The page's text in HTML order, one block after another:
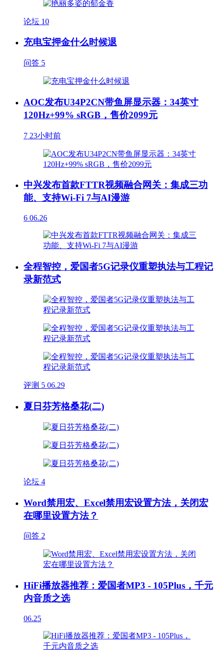
论坛 10
充电宝押金什么时候退
问答 5
AOC发布U34P2CN带鱼屏显示器：34英寸
120Hz+99% sRGB，售价2099元
7 23小时前
中兴发布首款FTTR视频融合网关：集成三功
能、支持Wi-Fi 7与AI漫游
6 06.26
全程智控，爱国者5G记录仪重塑执法与工程记
录新范式
评测 5 06.29
夏日芬芳格桑花(二)
论坛 4
Word禁用宏、Excel禁用宏设置方法，关闭宏
在哪里设置方法？
问答 2
HiFi播放器推荐：爱国者MP3 - 105Plus，千元
内音质之选
06.25